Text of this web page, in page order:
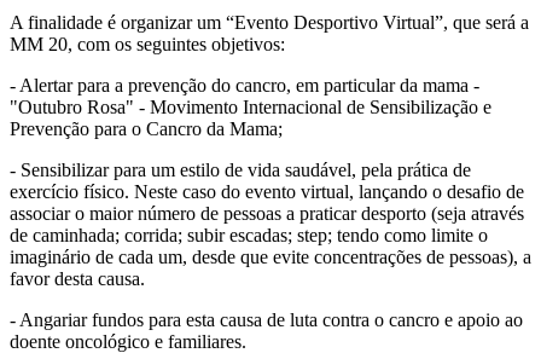
A finalidade é organizar um “Evento Desportivo Virtual”, que será a
MM 20, com os seguintes objetivos:
- Alertar para a prevenção do cancro, em particular da mama -
"Outubro Rosa" - Movimento Internacional de Sensibilização e
Prevenção para o Cancro da Mama;
- Sensibilizar para um estilo de vida saudável, pela prática de
exercício físico. Neste caso do evento virtual, lançando o desafio de
associar o maior número de pessoas a praticar desporto (seja através
de caminhada; corrida; subir escadas; step; tendo como limite o
imaginário de cada um, desde que evite concentrações de pessoas), a
favor desta causa.
- Angariar fundos para esta causa de luta contra o cancro e apoio ao
doente oncológico e familiares.